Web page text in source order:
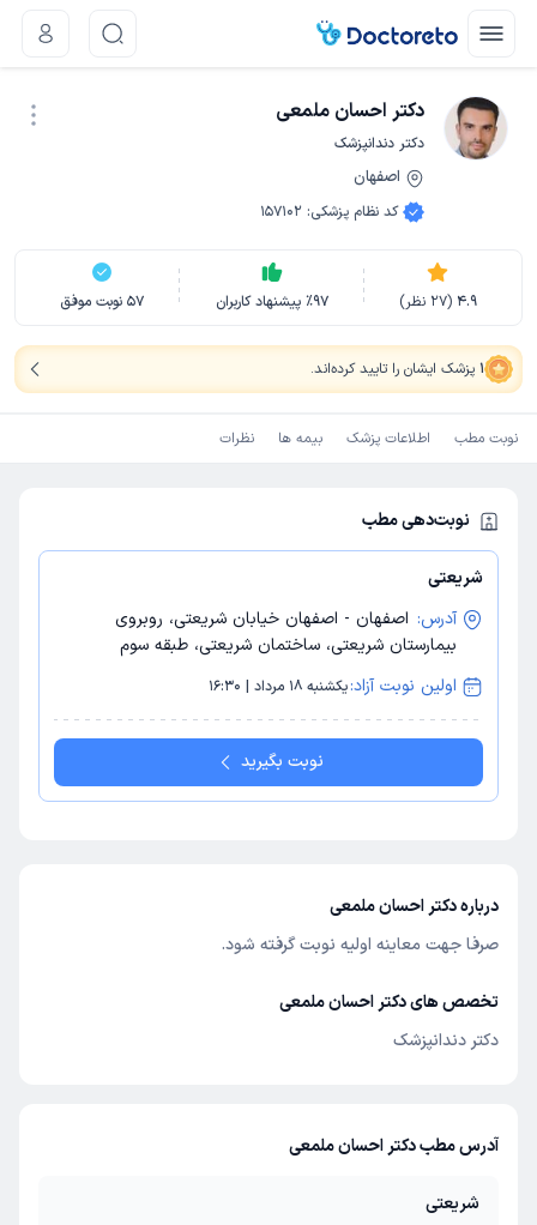
دکتر احسان ملمعی
دکتر دندانپزشک
اصفهان
کد نظام پزشکی:
157102
4.9
(
27 نظر) ٪97 پیشنهاد کاربران 57 نوبت موفق
1 پزشک ایشان را تایید کرده‌اند.
نوبت مطب اطلاعات پزشک بیمه ها نظرات
نوبت‌دهی مطب
شریعتی
آدرس: اصفهان - اصفهان خیابان شریعتی، روبروی
بیمارستان شریعتی، ساختمان شریعتی، طبقه سوم
اولین نوبت آزاد:یکشنبه 18 مرداد | 16:30
نوبت بگیرید
درباره دکتر احسان ملمعی
صرفا جهت معاینه اولیه نوبت گرفته شود.
تخصص های دکتر احسان ملمعی
دکتر دندانپزشک
آدرس مطب دکتر احسان ملمعی
شریعتی